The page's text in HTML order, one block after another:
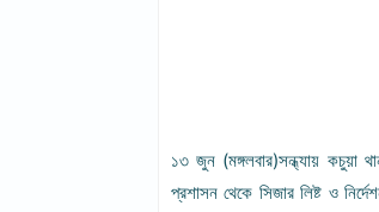
১৩ জুন (মঙ্গলবার)সন্ধ্যায় কচুয়া
প্রশাসন থেকে সিজার লিষ্ট ও